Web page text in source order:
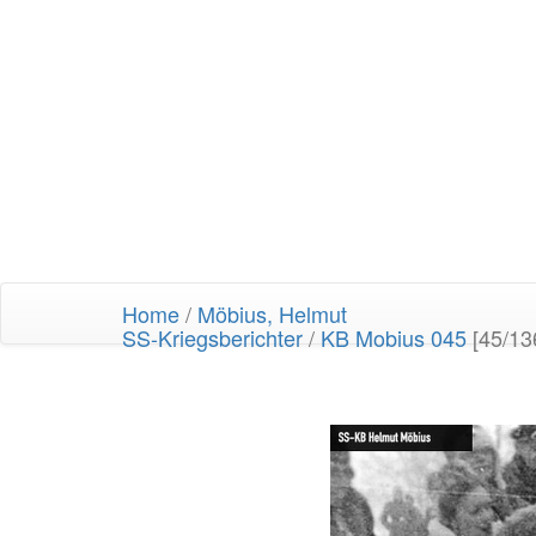
Home/ Möbius, Helmut
SS-Kriegsberichter/ KB Mobius 045 [45/